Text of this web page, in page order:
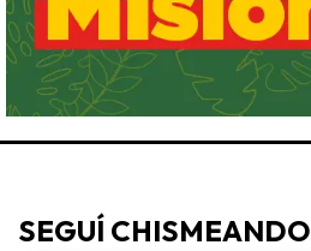
SEGUÍ CHISMEANDO